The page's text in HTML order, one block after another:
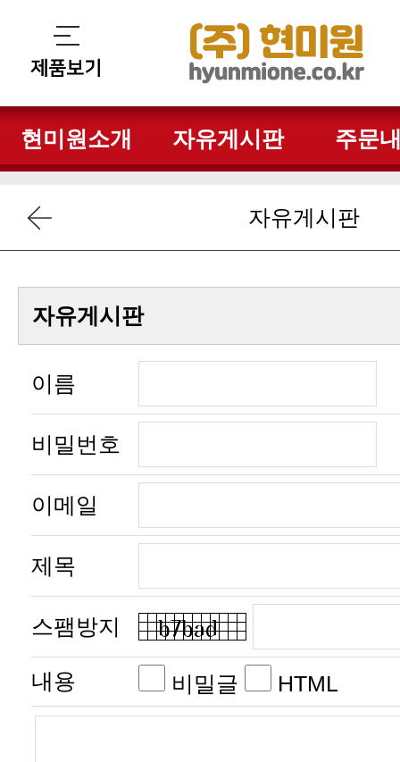
현미원소개 자유게시판 주문
자유게시판
자유게시판
이름
비밀번호
이메일
제목
스팸방지
내용 비밀글 HTML